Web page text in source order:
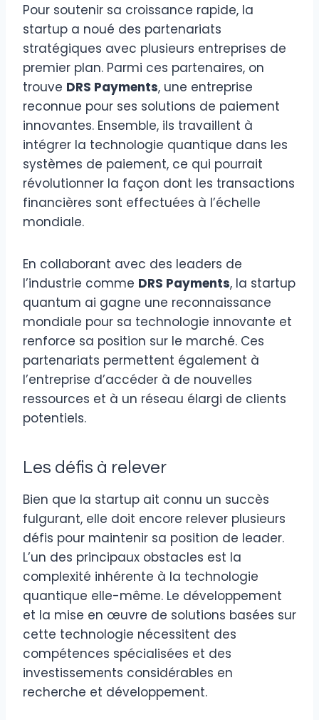
Pour soutenir sa croissance rapide, la
startup a noué des partenariats
stratégiques avec plusieurs entreprises de
premier plan. Parmi ces partenaires, on
trouve DRS Payments, une entreprise
reconnue pour ses solutions de paiement
innovantes. Ensemble, ils travaillent à
intégrer la technologie quantique dans les
systèmes de paiement, ce qui pourrait
révolutionner la façon dont les transactions
financières sont effectuées à l’échelle
mondiale.
En collaborant avec des leaders de
l’industrie comme DRS Payments, la startup
quantum ai gagne une reconnaissance
mondiale pour sa technologie innovante et
renforce sa position sur le marché. Ces
partenariats permettent également à
l’entreprise d’accéder à de nouvelles
ressources et à un réseau élargi de clients
potentiels.
Les défis à relever
Bien que la startup ait connu un succès
fulgurant, elle doit encore relever plusieurs
défis pour maintenir sa position de leader.
L’un des principaux obstacles est la
complexité inhérente à la technologie
quantique elle-même. Le développement
et la mise en œuvre de solutions basées sur
cette technologie nécessitent des
compétences spécialisées et des
investissements considérables en
recherche et développement.